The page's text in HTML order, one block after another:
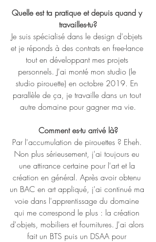
Quelle est ta pratique et depuis quand y
travailles-tu?
Je suis spécialisé dans le design d'objets
et je réponds à des contrats en free-lance
tout en développant mes projets
personnels. J'ai monté mon studio (le
studio pirouette) en octobre 2019. En
parallèle de ça, je travaille dans un tout
autre domaine pour gagner ma vie.
Comment es-tu arrivé là?
Par l'accumulation de pirouettes ? Eheh.
Non plus sérieusement, j'ai toujours eu
une attirance certaine pour l'art et la
création en général. Après avoir obtenu
un BAC en art appliqué, j'ai continué ma
voie dans l'apprentissage du domaine
qui me correspond le plus : la création
d'objets, mobiliers et fournitures. J'ai alors
fait un BTS puis un DSAA pour